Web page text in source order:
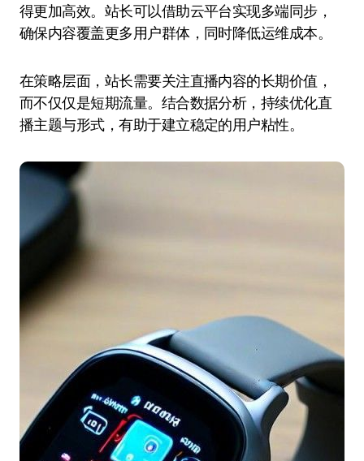
得更加高效。站长可以借助云平台实现多端同步，
确保内容覆盖更多用户群体，同时降低运维成本。
在策略层面，站长需要关注直播内容的长期价值，
而不仅仅是短期流量。结合数据分析，持续优化直
播主题与形式，有助于建立稳定的用户粘性。